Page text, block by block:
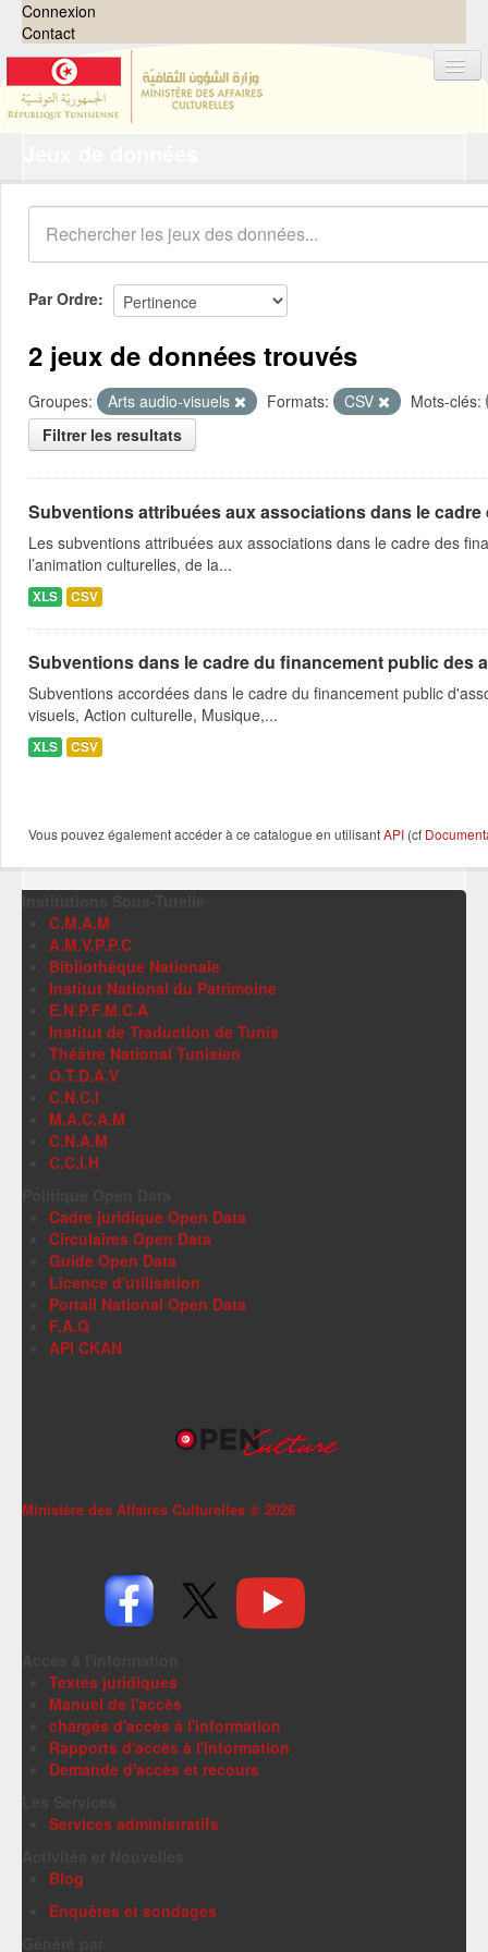
Connexion
Contact
Organisations
Groupes
Demandes 0
À propos
Par Ordre
2 jeux de données trouvés
Groupes: Arts audio-visuels Formats: CSV
Mots-clés:
Filtrer les resultats
Subventions attribuées aux associations dans le
Les subventions attribuées aux associations dans le cadre des
l’animation culturelles, de la...
XLS CSV
Subventions dans le cadre du financement public des
Subventions accordées dans le cadre du financement public
visuels, Action culturelle, Musique,...
XLS CSV
Vous pouvez également accéder à ce catalogue en utilisantAPI (cf
C.M.A.M
A.M.V.P.P.C
Bibliothèque Nationale
Institut National du Patrimoine
E.N.P.F.M.C.A
Institut de Traduction de Tunis
Théâtre National Tunisien
O.T.D.A.V
C.N.C.I
M.A.C.A.M
C.N.A.M
C.C.I.H
Cadre juridique Open Data
Circulaires Open Data
Guide Open Data
Licence d'utilisation
Portail National Open Data
F.A.Q
API CKAN
Ministère des Affaires Culturelles © 2026
Textes juridiques
Manuel de l'accès
chargés d'accès à l'information
Rapports d'accès à l'information
Demande d'accès et recours
Services administratifs
Blog
Enquêtes et sondages